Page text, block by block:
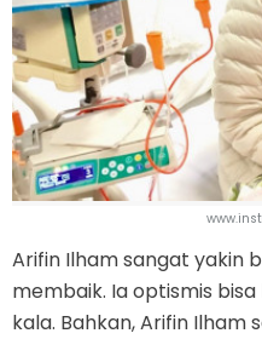
Arifin Ilham sangat yakin
membaik. Ia optismis
kala. Bahkan, Arifin